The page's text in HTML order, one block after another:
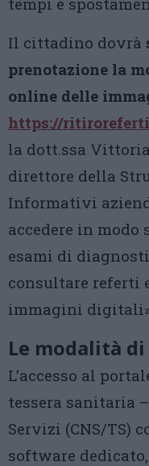
Il cittadino dovrà
prenotazione la
online delle
https://
la dott.ssa
direttore della
Informativi
accedere in modo
esami di
consultare referti
immagini
Le modalità di
L’accesso al
tessera sanitaria
Servizi (CNS/TS)
software dedicato,